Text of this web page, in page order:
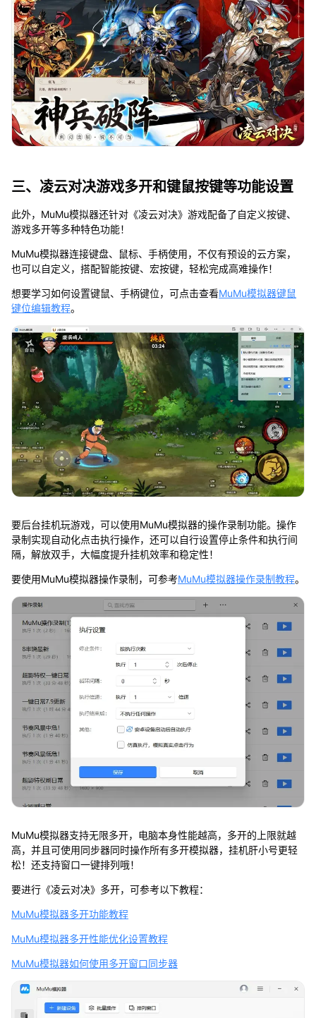
三、凌云对决游戏多开和键鼠按键等功能设置
此外，MuMu模拟器还针对《凌云对决》游戏配备了自定义按键、
游戏多开等多种特色功能！
MuMu模拟器连接键盘、鼠标、手柄使用，不仅有预设的云方案，
也可以自定义，搭配智能按键、宏按键，轻松完成高难操作！
想要学习如何设置键鼠、手柄键位，可点击查看MuMu模拟器键鼠
键位编辑教程。
要后台挂机玩游戏，可以使用MuMu模拟器的操作录制功能。操作
录制实现自动化点击执行操作，还可以自行设置停止条件和执行间
隔，解放双手，大幅度提升挂机效率和稳定性！
要使用MuMu模拟器操作录制，可参考MuMu模拟器操作录制教程。
MuMu模拟器支持无限多开，电脑本身性能越高，多开的上限就越
高，并且可使用同步器同时操作所有多开模拟器，挂机肝小号更轻
松！还支持窗口一键排列哦！
要进行《凌云对决》多开，可参考以下教程：
MuMu模拟器多开功能教程
MuMu模拟器多开性能优化设置教程
MuMu模拟器如何使用多开窗口同步器